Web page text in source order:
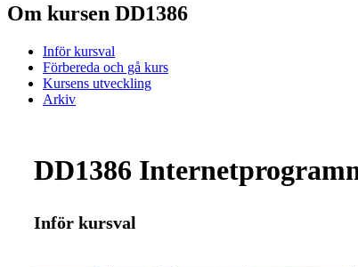
Om kursen DD1386
Inför kursval
Förbereda och gå kurs
Kursens utveckling
Arkiv
DD1386
Inför kursval